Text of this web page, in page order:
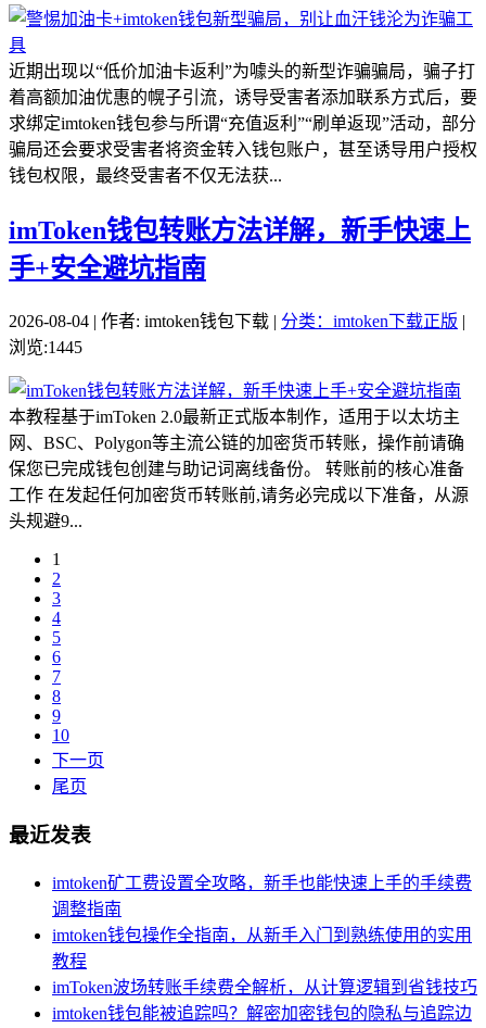
近期出现以“低价加油卡返利”为噱头的新型诈骗骗局，骗子打
着高额加油优惠的幌子引流，诱导受害者添加联系方式后，要
求绑定imtoken钱包参与所谓“充值返利”“刷单返现”活动，部分
骗局还会要求受害者将资金转入钱包账户，甚至诱导用户授权
钱包权限，最终受害者不仅无法获...
imToken钱包转账方法详解，新手快速上
手+安全避坑指南
2026-08-04 | 作者: imtoken钱包下载 | 分类：imtoken下载正版 |
浏览:1445
本教程基于imToken 2.0最新正式版本制作，适用于以太坊主
网、BSC、Polygon等主流公链的加密货币转账，操作前请确
保您已完成钱包创建与助记词离线备份。 转账前的核心准备
工作 在发起任何加密货币转账前,请务必完成以下准备，从源
头规避9...
1
2
3
4
5
6
7
8
9
10
下一页
尾页
最近发表
imtoken矿工费设置全攻略，新手也能快速上手的手续费
调整指南
imtoken钱包操作全指南，从新手入门到熟练使用的实用
教程
imToken波场转账手续费全解析，从计算逻辑到省钱技巧
imtoken钱包能被追踪吗？解密加密钱包的隐私与追踪边